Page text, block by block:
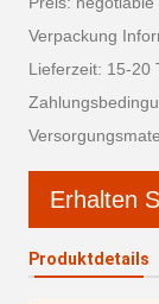
Verpackung
Lieferzeit: 15-20
Erhalten
Produktdetails